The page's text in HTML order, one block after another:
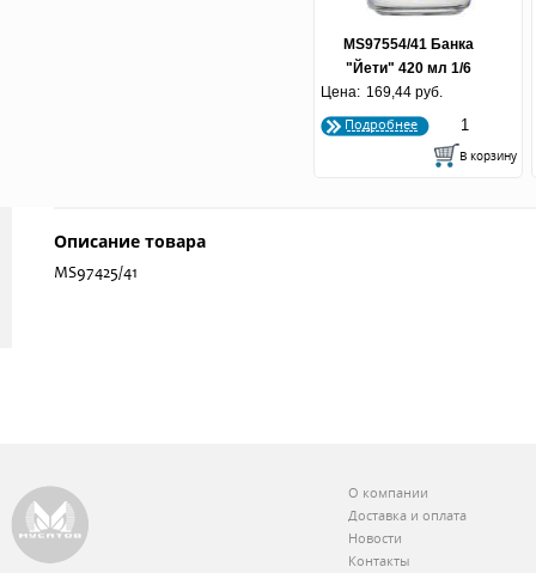
MS97554/41 Банка
"Йети" 420 мл 1/6
Цена: 169,44 руб.
Подробнее
Описание товара
MS97425/41
О компании
Доставка и оплата
Новости
Контакты